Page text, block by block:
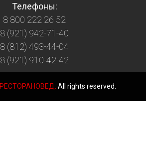
Телефоны:
8 800 222 26 52
8 (921) 942-71-40
8 (812) 493-44-04
8 (921) 910-42-42
РЕСТОРАНОВЕД. All rights reserved.